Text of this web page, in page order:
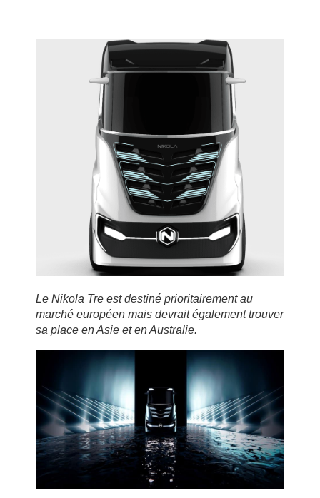
Le Nikola Tre est destiné prioritairement au
marché européen mais devrait également trouver
sa place en Asie et en Australie.